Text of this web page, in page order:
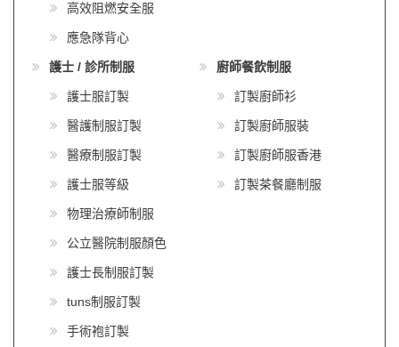
高效阻燃安全服
應急隊背心
護士 / 診所制服
護士服訂製
醫護制服訂製
醫療制服訂製
護士服等級
物理治療師制服
公立醫院制服顏色
護士長制服訂製
tuns制服訂製
手術袍訂製
廚師餐飲制服
訂製廚師衫
訂製廚師服裝
訂製廚師服香港
訂製茶餐廳制服